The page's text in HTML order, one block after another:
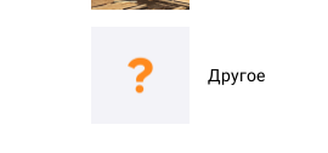
Другое